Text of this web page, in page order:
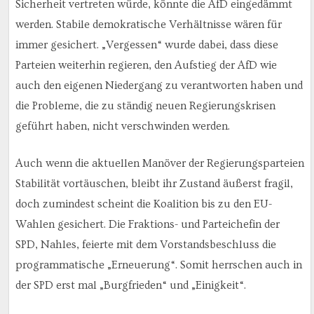
Sicherheit vertreten würde, könnte die AfD eingedämmt
werden. Stabile demokratische Verhältnisse wären für
immer gesichert. „Vergessen“ wurde dabei, dass diese
Parteien weiterhin regieren, den Aufstieg der AfD wie
auch den eigenen Niedergang zu verantworten haben und
die Probleme, die zu ständig neuen Regierungskrisen
geführt haben, nicht verschwinden werden.
Auch wenn die aktuellen Manöver der Regierungsparteien
Stabilität vortäuschen, bleibt ihr Zustand äußerst fragil,
doch zumindest scheint die Koalition bis zu den EU-
Wahlen gesichert. Die Fraktions- und Parteichefin der
SPD, Nahles, feierte mit dem Vorstandsbeschluss die
programmatische „Erneuerung“. Somit herrschen auch in
der SPD erst mal „Burgfrieden“ und „Einigkeit“.